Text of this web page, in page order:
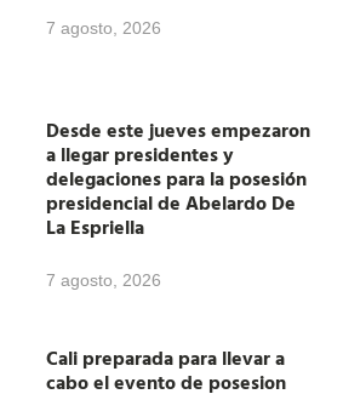
7 agosto, 2026
Desde este jueves empezaron
a llegar presidentes y
delegaciones para la posesión
presidencial de Abelardo De
La Espriella
7 agosto, 2026
Cali preparada para llevar a
cabo el evento de posesion